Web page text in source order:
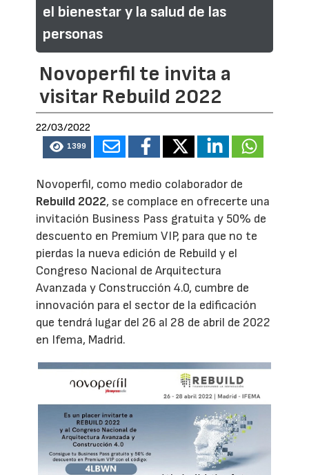
el bienestar y la salud de las
personas
Novoperfil te invita a
visitar Rebuild 2022
22/03/2022
1399
Novoperfil, como medio colaborador de
Rebuild 2022, se complace en ofrecerte una
invitación Business Pass gratuita y 50% de
descuento en Premium VIP, para que no te
pierdas la nueva edición de Rebuild y el
Congreso Nacional de Arquitectura
Avanzada y Construcción 4.0, cumbre de
innovación para el sector de la edificación
que tendrá lugar del 26 al 28 de abril de 2022
en Ifema, Madrid.